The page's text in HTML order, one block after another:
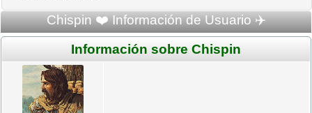
Chispin ❤️ Información de Usuario ✈️
Información sobre Chispin